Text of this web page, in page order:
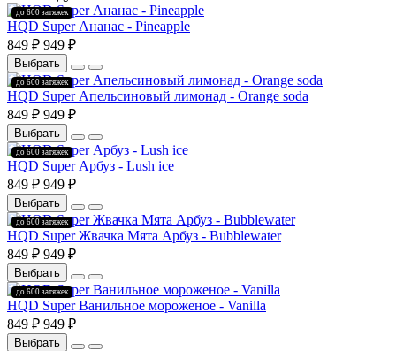
до 600 затяжек
HQD Super Ананас - Pineapple
849 ₽ 949 ₽
Выбрать
до 600 затяжек
HQD Super Апельсиновый лимонад - Orange soda
849 ₽ 949 ₽
Выбрать
до 600 затяжек
HQD Super Арбуз - Lush ice
849 ₽ 949 ₽
Выбрать
до 600 затяжек
HQD Super Жвачка Мята Арбуз - Bubblewater
849 ₽ 949 ₽
Выбрать
до 600 затяжек
HQD Super Ванильное мороженое - Vanilla
849 ₽ 949 ₽
Выбрать